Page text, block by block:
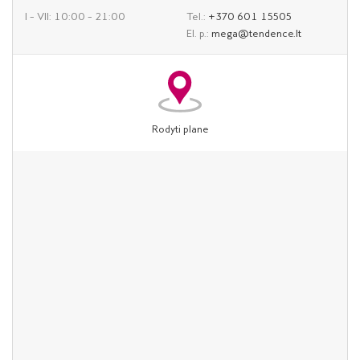
I – VII: 10:00 – 21:00 Tel.: +370 601 15505
El. p.: mega@tendence.lt
Rodyti plane